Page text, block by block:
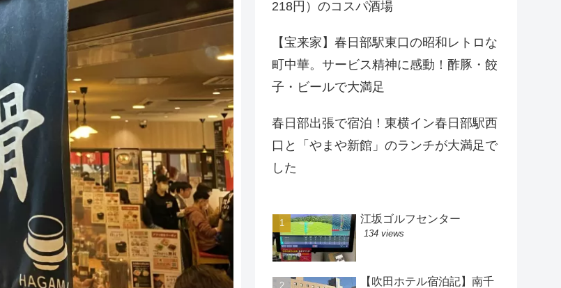
218円）のコスパ酒場
【宝来家】春日部駅東口の昭和レトロな
町中華。サービス精神に感動！酢豚・餃
子・ビールで大満足
春日部出張で宿泊！東横イン春日部駅西
口と「やまや新館」のランチが大満足で
した
江坂ゴルフセンター
134 views
【吹田ホテル宿泊記】南千